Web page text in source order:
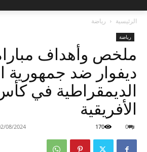
الرئيسية رياضة
رياضة
ملخص وأهداف
ديفوار ضد جمهورية
الديمقراطية في
الأفريقية
08/2024 0
170